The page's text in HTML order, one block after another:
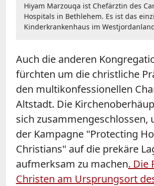
Hiyam Marzouqa ist Chefärztin des
Hospitals in Bethlehem. Es ist das
Kinderkrankenhaus im
Auch die anderen
fürchten um die christliche
den multikonfessionellen
Altstadt. Die
sich zusammengeschlossen,
der Kampagne "Protecting
Christians" auf die prekäre
aufmerksam zu machen. Die
Christen am Ursprungsort